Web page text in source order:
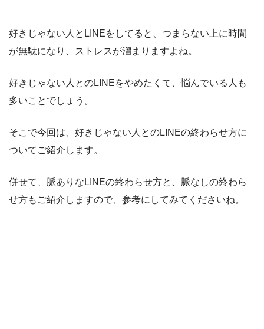
好きじゃない人とLINEをしてると、つまらない上に時間
が無駄になり、ストレスが溜まりますよね。
好きじゃない人とのLINEをやめたくて、悩んでいる人も
多いことでしょう。
そこで今回は、好きじゃない人とのLINEの終わらせ方に
ついてご紹介します。
併せて、脈ありなLINEの終わらせ方と、脈なしの終わら
せ方もご紹介しますので、参考にしてみてくださいね。